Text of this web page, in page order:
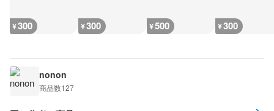
¥300 ¥300 ¥500 ¥300
nonon
商品数127